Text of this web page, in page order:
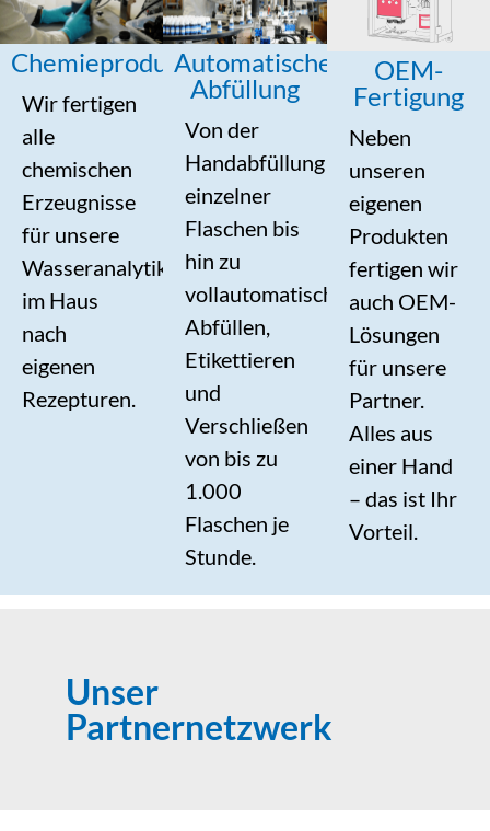
Chemieproduktion
Wir fertigen
alle
chemischen
Erzeugnisse
für unsere
Wasseranalytik
im Haus
nach
eigenen
Rezepturen.
Automatische
Abfüllung
Von der
Handabfüllung
einzelner
Flaschen bis
hin zu
vollautomatischem
Abfüllen,
Etikettieren
und
Verschließen
von bis zu
1.000
Flaschen je
Stunde.
OEM-
Fertigung
Neben
unseren
eigenen
Produkten
fertigen wir
auch OEM-
Lösungen
für unsere
Partner.
Alles aus
einer Hand
– das ist Ihr
Vorteil.
Unser
Partnernetzwerk